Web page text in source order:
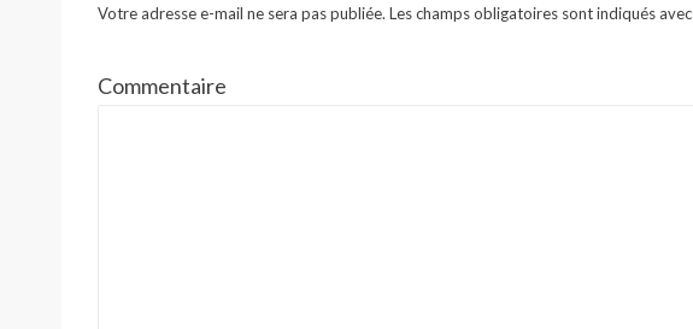
Votre adresse e-mail ne sera pas publiée. Les champs obligatoires sont indiqués avec
Commentaire